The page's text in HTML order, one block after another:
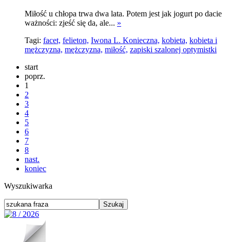
Miłość u chłopa trwa dwa lata. Potem jest jak jogurt po dacie
ważności: zjeść się da, ale... »
Tagi: facet, felieton, Iwona L. Konieczna, kobieta, kobieta i
mężczyzna, mężczyzna, miłość, zapiski szalonej optymistki
start
poprz.
1
2
3
4
5
6
7
8
nast.
koniec
Wyszukiwarka